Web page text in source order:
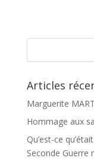
o
Articles
Marguerite
Hommage aux
Qu’est-ce
Seconde Guerre